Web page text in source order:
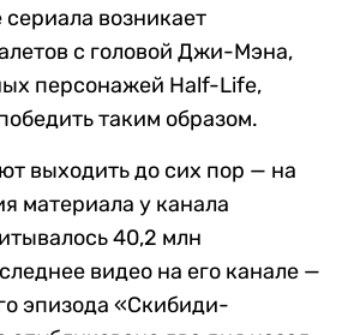
возникает
с головой Джи-Мэна,
персонажей Half-Life,
таким образом.
выходить до сих пор — на
материала у канала
40,2 млн
видео на его канале —
эпизода «Скибиди-